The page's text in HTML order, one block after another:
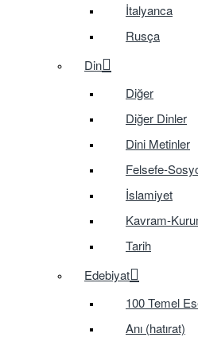
İtalyanca
Rusça
Din
Diğer
Diğer Dinler
Dini Metinler
Felsefe-
İslamiyet
Kavram-
Tarih
Edebiyat
100 Temel
Anı (hatırat)